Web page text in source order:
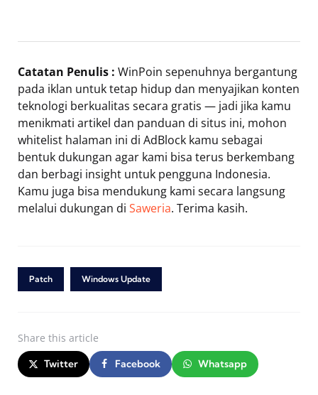
Catatan Penulis : WinPoin sepenuhnya bergantung
pada iklan untuk tetap hidup dan menyajikan konten
teknologi berkualitas secara gratis — jadi jika kamu
menikmati artikel dan panduan di situs ini, mohon
whitelist halaman ini di AdBlock kamu sebagai
bentuk dukungan agar kami bisa terus berkembang
dan berbagi insight untuk pengguna Indonesia.
Kamu juga bisa mendukung kami secara langsung
melalui dukungan di Saweria. Terima kasih.
Patch Windows Update
Share this article
Twitter Facebook Whatsapp